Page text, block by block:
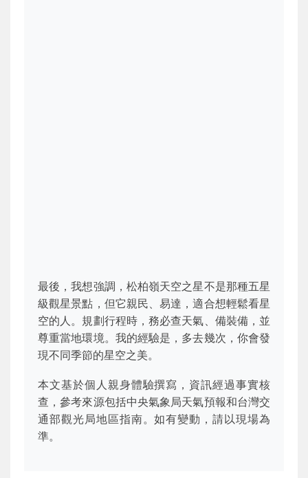
最後，我想強調，松柏嶺天空之星不是那種五星
級觀星景點，但它親民、易達，適合想輕鬆看星
空的人。規劃行程時，務必查天氣、備裝備，並
尊重當地環境。我的經驗是，多去幾次，你會發
現不同季節的星空之美。
本文基於個人親身體驗撰寫，資訊經過事實核
查，參考來源包括中央氣象局天氣預報和台灣交
通部觀光局地區指南。如有變動，請以現場為
準。